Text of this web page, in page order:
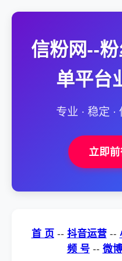
信粉网--
单平台
专业 · 稳定 ·
立即
首 页 -- 抖音运营 --
频 号 -- 微